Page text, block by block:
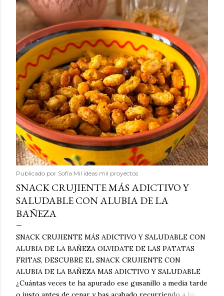
Publicado por Sofía Mil ideas mil proyectos
SNACK CRUJIENTE MÁS ADICTIVO Y
SALUDABLE CON ALUBIA DE LA
BAÑEZA
SNACK CRUJIENTE MÁS ADICTIVO Y SALUDABLE CON
ALUBIA DE LA BAÑEZA OLVIDATE DE LAS PATATAS
FRITAS, DESCUBRE EL SNACK CRUJIENTE CON
ALUBIA DE LA BAÑEZA MAS ADICTIVO Y SALUDABLE
¿Cuántas veces te ha apurado ese gusanillo a media tarde